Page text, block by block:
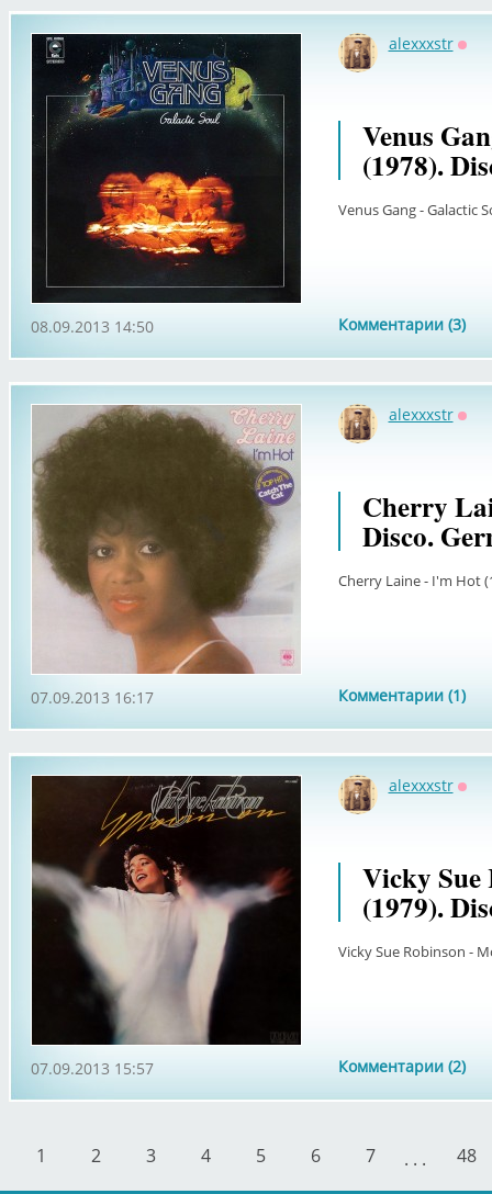
alexxxstr
Venus
(1978).
Venus Gang - Galactic
Комментарии (3)
08.09.2013 14:50
alexxxstr
Cherry
Disco.
Cherry Laine - I'm Hot
Комментарии (1)
07.09.2013 16:17
alexxxstr
Vicky
(1979).
Vicky Sue Robinson -
Комментарии (2)
07.09.2013 15:57
1 2 3 4 5 6 7 . . . 48